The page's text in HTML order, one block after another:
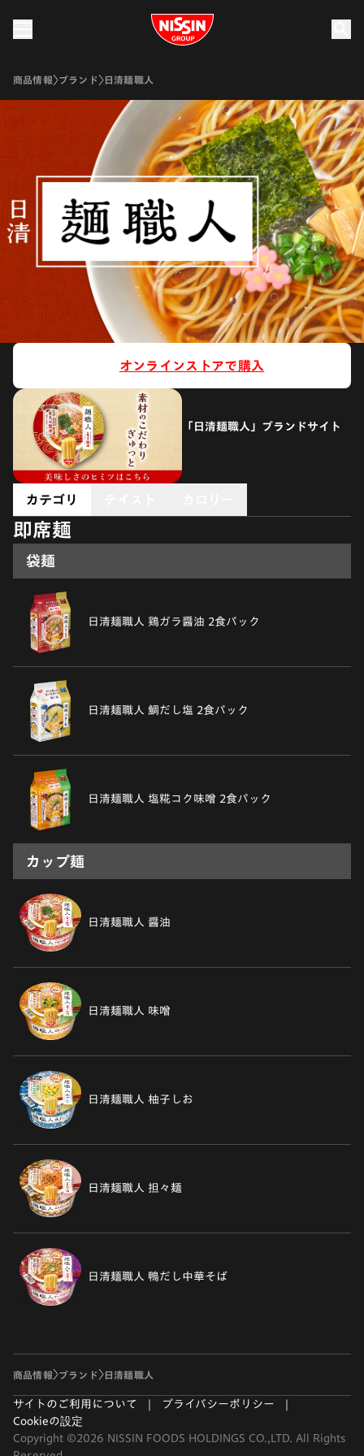
Nissin Group
商品情報 ブランド 日清麺職人
「日清麺職人」ブランドサイト
オンラインストアで購入
カテゴリ
即席麺
袋麺
日清麺職人 鶏ガラ醤油 2食パック
日清麺職人 鯛だし塩 2食パック
日清麺職人 塩糀コク味噌 2食パック
カップ麺
日清麺職人 醤油
日清麺職人 味噌
日清麺職人 柚子しお
日清麺職人 担々麺
日清麺職人 鴨だし中華そば
商品情報 ブランド 日清麺職人
サイトのご利用について
プライバシーポリシー
Cookieの設定
Copyright ©2026 NISSIN FOODS HOLDINGS CO.,LTD. All Rights